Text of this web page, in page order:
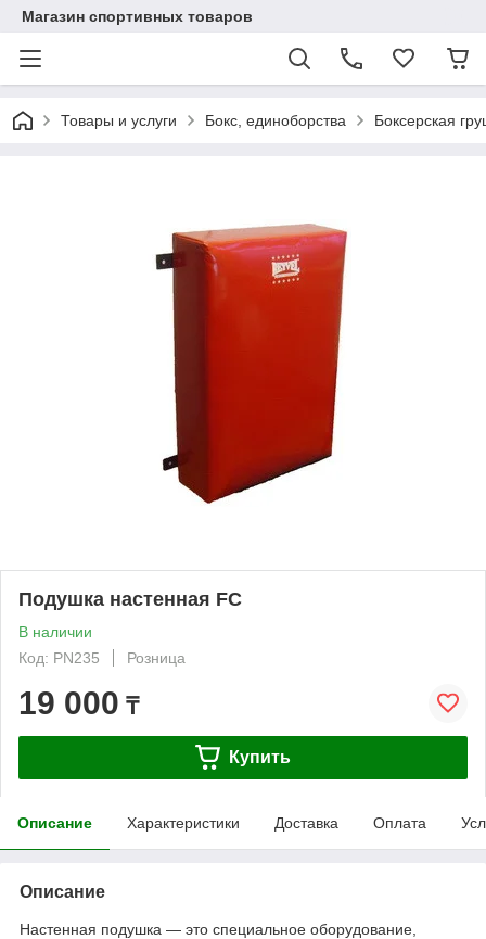
Магазин спортивных товаров
Товары и услуги Бокс, единоборства Боксерская
Подушка настенная FC
В наличии
Код: PN235
Розница
19 000 ₸
Купить
Описание Характеристики Доставка Оплата
Описание
Настенная подушка — это специальное оборудование,